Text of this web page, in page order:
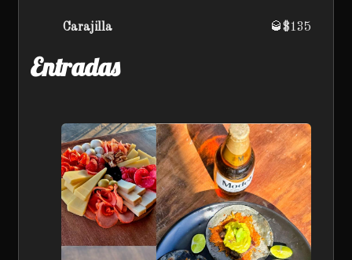
Carajilla 🥃$135
Entradas